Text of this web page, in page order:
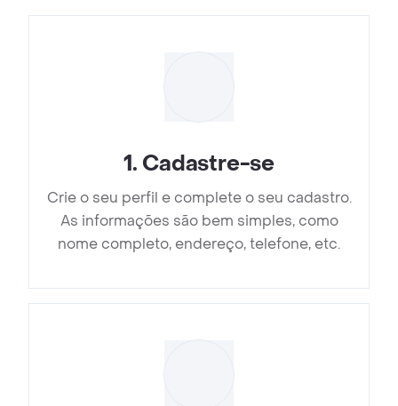
1. Cadastre-se
Crie o seu perfil e complete o seu cadastro.
As informações são bem simples, como
nome completo, endereço, telefone, etc.